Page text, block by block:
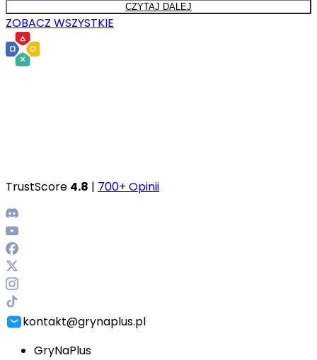
CZYTAJ DALEJ
ZOBACZ WSZYSTKIE
TrustScore 4.8 | 700+ Opinii
kontakt@grynaplus.pl
GryNaPlus